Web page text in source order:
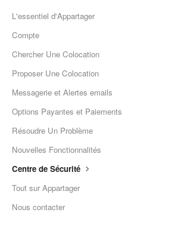
L'essentiel d'Appartager
Compte
Chercher Une Colocation
Proposer Une Colocation
Messagerie et Alertes emails
Options Payantes et Paiements
Résoudre Un Problème
Nouvelles Fonctionnalités
Centre de Sécurité
Tout sur Appartager
Nous contacter